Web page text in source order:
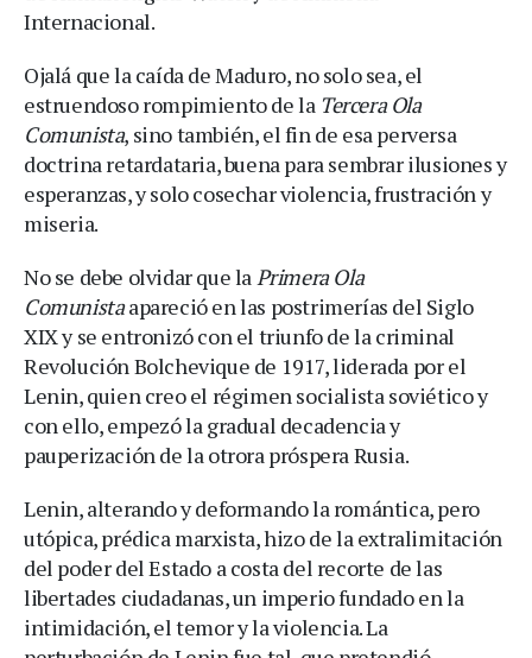
Internacional.
Ojalá que la caída de Maduro, no solo sea, el
estruendoso rompimiento de la Tercera Ola
Comunista, sino también, el fin de esa perversa
doctrina retardataria, buena para sembrar ilusiones y
esperanzas, y solo cosechar violencia, frustración y
miseria.
No se debe olvidar que la Primera Ola
Comunistaapareció en las postrimerías del Siglo
XIX y se entronizó con el triunfo de la criminal
Revolución Bolchevique de 1917, liderada por el
Lenin, quien creo el régimen socialista soviético y
con ello, empezó la gradual decadencia y
pauperización de la otrora próspera Rusia.
Lenin, alterando y deformando la romántica, pero
utópica, prédica marxista, hizo de la extralimitación
del poder del Estado a costa del recorte de las
libertades ciudadanas, un imperio fundado en la
intimidación, el temor y la violencia. La